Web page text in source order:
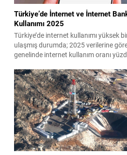
Türkiye’de İnternet ve İnternet
Kullanımı 2025
Türkiye’de internet kullanımı yüksek
ulaşmış durumda; 2025 verilerine
genelinde internet kullanım oranı
olarak, çevrimiçi bankacılık dahil
dijital hizmetlerin kullanımında
gözleniyor. Son yıllarda mobil
bankaların dijital çözümlerinin
bankacılık işlemlerinin daha hızlı...